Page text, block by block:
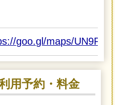
goo.gl/maps/
用予約・料金